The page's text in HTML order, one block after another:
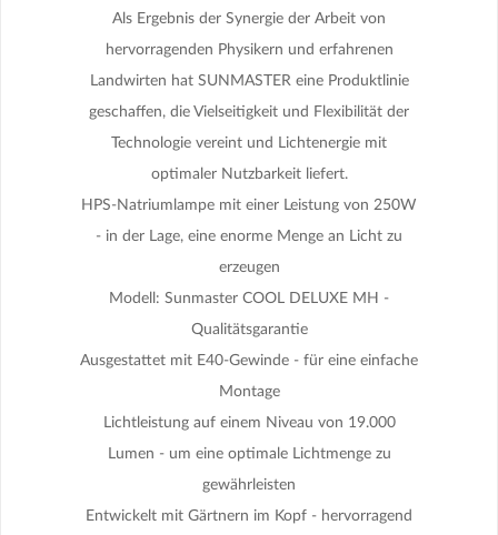
Als Ergebnis der Synergie der Arbeit von
hervorragenden Physikern und erfahrenen
Landwirten hat SUNMASTER eine Produktlinie
geschaffen, die Vielseitigkeit und Flexibilität der
Technologie vereint und Lichtenergie mit
optimaler Nutzbarkeit liefert.
HPS-Natriumlampe mit einer Leistung von 250W
- in der Lage, eine enorme Menge an Licht zu
erzeugen
Modell: Sunmaster COOL DELUXE MH -
Qualitätsgarantie
Ausgestattet mit E40-Gewinde - für eine einfache
Montage
Lichtleistung auf einem Niveau von 19.000
Lumen - um eine optimale Lichtmenge zu
gewährleisten
Entwickelt mit Gärtnern im Kopf - hervorragend